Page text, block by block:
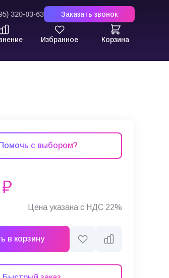
320-03-63 Заказать звонок
Избранное Корзина
Помочь с выбором?
Цена указана с НДС 22%
в корзину